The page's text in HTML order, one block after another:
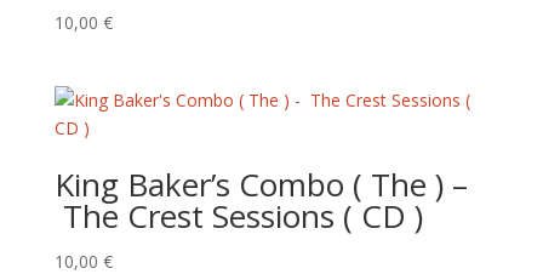
10,00 €
King Baker’s Combo ( The ) –
The Crest Sessions ( CD )
10,00 €